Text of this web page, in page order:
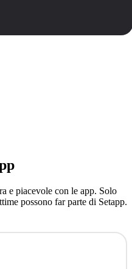
e piacevole con le app. Solo
possono far parte di Setapp.